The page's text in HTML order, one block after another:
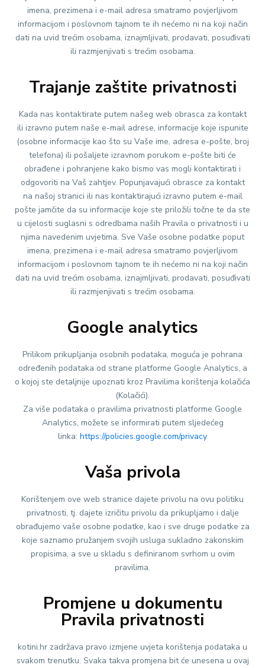
imena, prezimena i e-mail adresa smatramo povjerljivom
informacijom i poslovnom tajnom te ih nećemo ni na koji način
dati na uvid trećim osobama, iznajmljivati, prodavati, posuđivati
ili razmjenjivati s trećim osobama.
Trajanje zaštite privatnosti
Kada nas kontaktirate putem našeg web obrasca za kontakt
ili izravno putem naše e-mail adrese, informacije koje ispunite
(osobne informacije kao što su Vaše ime, adresa e-pošte, broj
telefona) ili pošaljete izravnom porukom e-pošte biti će
obrađene i pohranjene kako bismo vas mogli kontaktirati i
odgovoriti na Vaš zahtjev. Popunjavajući obrasce za kontakt
na našoj stranici ili nas kontaktirajući izravno putem e-mail
pošte jamčite da su informacije koje ste priložili točne te da ste
u cijelosti suglasni s odredbama naših Pravila o privatnosti i u
njima navedenim uvjetima. Sve Vaše osobne podatke poput
imena, prezimena i e-mail adresa smatramo povjerljivom
informacijom i poslovnom tajnom te ih nećemo ni na koji način
dati na uvid trećim osobama, iznajmljivati, prodavati, posuđivati
ili razmjenjivati s trećim osobama.
Google analytics
Prilikom prikupljanja osobnih podataka, moguća je pohrana
određenih podataka od strane platforme Google Analytics, a
o kojoj ste detaljnije upoznati kroz Pravilima korištenja kolačića
(Kolačići).
Za više podataka o pravilima privatnosti platforme Google
Analytics, možete se informirati putem sljedećeg
linka: https://policies.google.com/privacy
Vaša privola
Korištenjem ove web stranice dajete privolu na ovu politiku
privatnosti, tj. dajete izričitu privolu da prikupljamo i dalje
obrađujemo vaše osobne podatke, kao i sve druge podatke za
koje saznamo pružanjem svojih usluga sukladno zakonskim
propisima, a sve u skladu s definiranom svrhom u ovim
pravilima.
Promjene u dokumentu
Pravila privatnosti
kotini.hr zadržava pravo izmjene uvjeta korištenja podataka u
svakom trenutku. Svaka takva promjena bit će unesena u ovaj